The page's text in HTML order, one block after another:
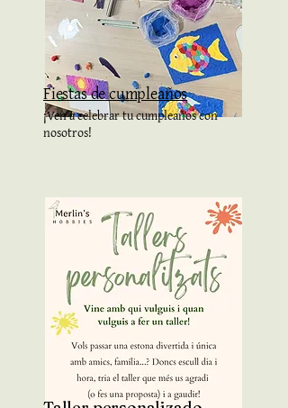
Fiestas de cumpleaños
¡Ven a celebrar tu cumpleaños con
nosotros!